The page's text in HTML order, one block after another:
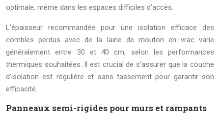
optimale, même dans les espaces difficiles d’accès.
L’épaisseur recommandée pour une isolation efficace des
combles perdus avec de la laine de mouton en vrac varie
généralement entre 30 et 40 cm, selon les performances
thermiques souhaitées. Il est crucial de s’assurer que la couche
d’isolation est régulière et sans tassement pour garantir son
efficacité.
Panneaux semi-rigides pour murs et rampants